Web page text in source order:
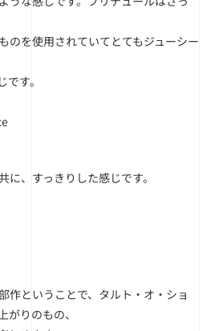
のを使用されていてとてもジューシー
す。
、すっきりした感じです。
作ということで、タルト・オ・ショ
がりのもの、